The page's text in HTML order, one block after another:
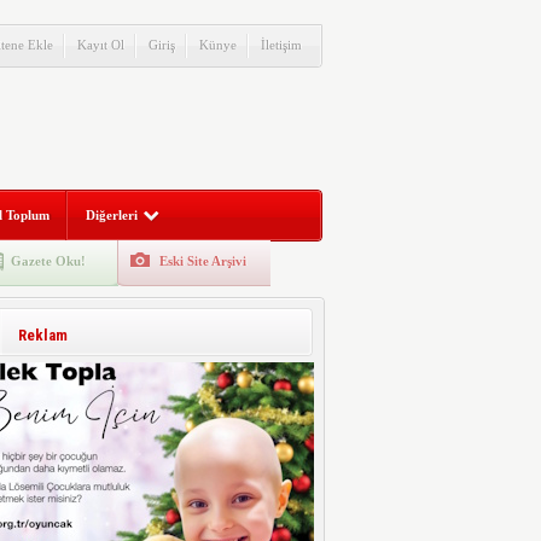
Ekle Kayıt Ol Giriş Künye İletişim
Toplum Diğerleri
Gazete Oku! Eski Site Arşivi
Reklam